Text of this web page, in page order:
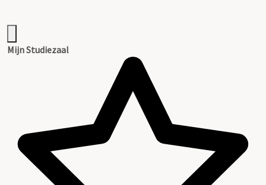
Mijn Studiezaal